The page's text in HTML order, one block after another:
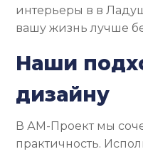
интерьеры в в
вашу жизнь лучше
Наши
дизайну
В АМ-Проект мы
практичность.